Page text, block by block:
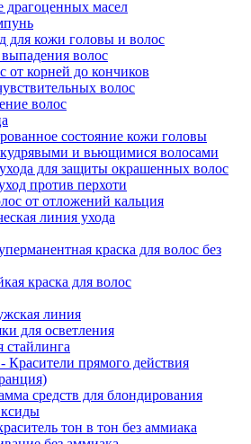
масел
для кожи головы и волос
волос
от корней до кончиков
волос
волос
состояние кожи головы
и вьющимися волосами
для защиты окрашенных волос
против перхоти
от отложений кальция
линия ухода
краска для волос без
краска для волос
линия
для осветления
стайлинга
Красители прямого действия
средств для блондирования
тон в тон без аммиака